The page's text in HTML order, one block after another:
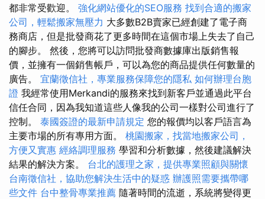
都非常受歡迎。 強化網站優化的SEO服務 找到合適的搬家
公司，輕鬆搬家無壓力 大多數B2B賣家已經創建了電子商
務商店，但是批發商花了更多時間在這個市場上失去了自己
的腳步。 然後，您將可以訪問批發商數據庫出版銷售報
價，並擁有一個銷售帳戶，可以為您的商品提供任何數量的
廣告。 宜蘭徵信社，專業服務保障您的隱私 如何辦理台胞
證 我經常使用Merkandi的服務來找到新客戶並通過此平台
信任合同，因為我知道這些人像我的公司一樣對公司進行了
控制。 泰國簽證的最新申請規定 您的報價均以客戶語言為
主要市場的所有專用方面。 桃園搬家，找當地搬家公司，
方便又實惠 經絡調理服務 學習和分析數據，然後建議解決
結果的解決方案。 台北的護理之家，提供專業照顧與關懷
台南徵信社，協助您解決生活中的疑惑 辦護照需要攜帶哪
些文件 台中整骨專業推薦 隨著時間的流逝，系統將變得更